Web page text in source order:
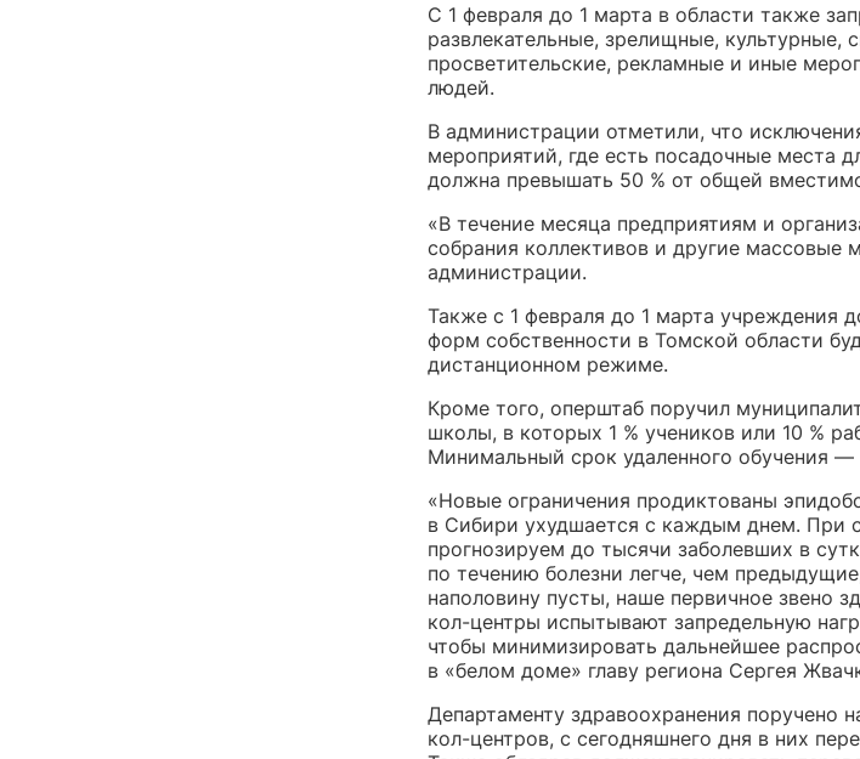
С 1 февраля до 1 марта в области также
развлекательные, зрелищные, культурные,
просветительские, рекламные и иные
людей.
В администрации отметили, что
мероприятий, где есть посадочные места
должна превышать 50 % от общей
«В течение месяца предприятиям и
собрания коллективов и другие массовые
администрации.
Также с 1 февраля до 1 марта учреждения
форм собственности в Томской области
дистанционном режиме.
Кроме того, оперштаб поручил
школы, в которых 1 % учеников или 10 %
Минимальный срок удаленного обучения —
«Новые ограничения продиктованы
в Сибири ухудшается с каждым днем. При
прогнозируем до тысячи заболевших в
по течению болезни легче, чем
наполовину пусты, наше первичное звено
кол-центры испытывают запредельную
чтобы минимизировать дальнейшее
в «белом доме» главу региона Сергея
Департаменту здравоохранения поручено
кол-центров, с сегодняшнего дня в них